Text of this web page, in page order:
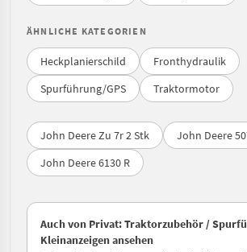
ÄHNLICHE KATEGORIEN
Heckplanierschild
Fronthydraulik
Spurführung/GPS
Traktormotor
John Deere Zu 7r 2 Stk
John Deere
John Deere 6130 R
Auch von Privat: Traktorzubehör /
Kleinanzeigen ansehen